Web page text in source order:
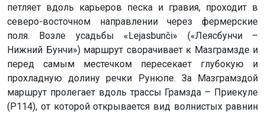
петляет вдоль карьеров песка и гравия, проходит в
северо-восточном направлении через фермерские
поля. Возле усадьбы «Lejasbunči» («Леясбунчи –
Нижний Бунчи») маршрут сворачивает к Мазграмзде и
перед самым местечком пересекает глубокую и
прохладную долину речки Рунюпе. За Мазграмздой
маршрут пролегает вдоль трассы Грамзда – Приекуле
(P114), от которой открывается вид волнистых равнин